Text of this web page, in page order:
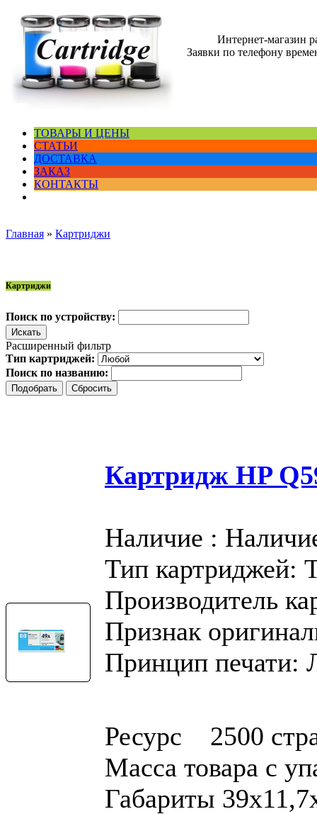
Интернет-магазин
Заявки по телефону
ТОВАРЫ И ЦЕНЫ
СТАТЬИ
ДОСТАВКА
ЗАКАЗ
КОНТАКТЫ
Главная » Картриджи
Картриджи
Поиск по устройству:
Расширенный фильтр
Тип картриджей:
Поиск по названию:
Картридж HP
Наличие :
Тип картриджей:
Производитель
Признак
Принцип печати:
Ресурс 2500
Масса товара с
Габариты